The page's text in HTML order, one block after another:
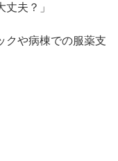
夫？」
クや病棟での服薬支